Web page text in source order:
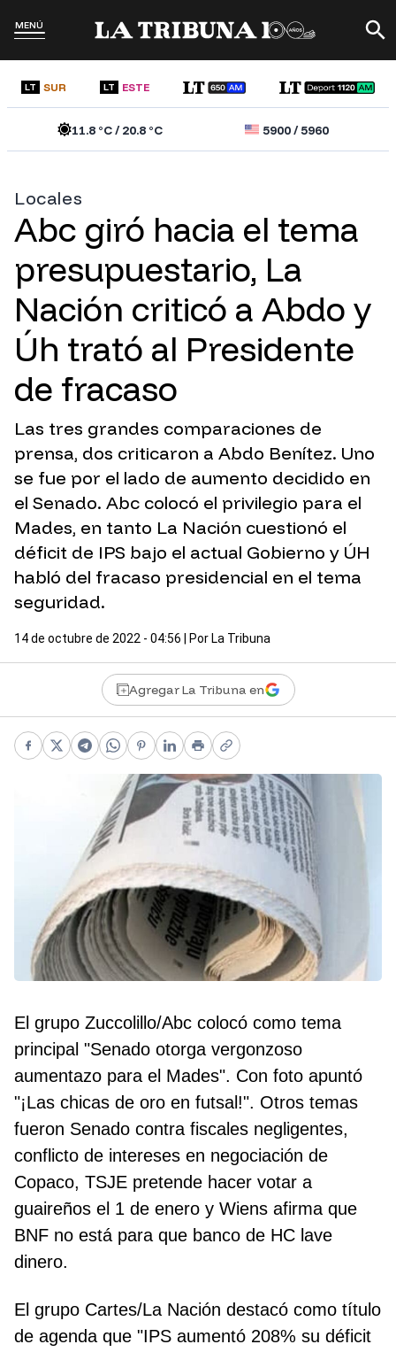
MENÚ
LT SUR LT ESTE
11.8°C /20.8°C 5900/5960
Locales
Abc giró hacia el tema
presupuestario, La
Nación criticó a Abdo y
Úh trató al Presidente
de fracaso
Las tres grandes comparaciones de
prensa, dos criticaron a Abdo Benítez. Uno
se fue por el lado de aumento decidido en
el Senado. Abc colocó el privilegio para el
Mades, en tanto La Nación cuestionó el
déficit de IPS bajo el actual Gobierno y ÚH
habló del fracaso presidencial en el tema
seguridad.
14 de octubre de 2022 - 04:56 | Por La Tribuna
Agregar La Tribuna en
Facebook
X Telegram
WhatsApp
Pinterest
LinkedIn
PrintCopy link
El grupo Zuccolillo/Abc colocó como tema
principal "Senado otorga vergonzoso
aumentazo para el Mades". Con foto apuntó
"¡Las chicas de oro en futsal!". Otros temas
fueron Senado contra fiscales negligentes,
conflicto de intereses en negociación de
Copaco, TSJE pretende hacer votar a
guaireños el 1 de enero y Wiens afirma que
BNF no está para que banco de HC lave
dinero.
El grupo Cartes/La Nación destacó como título
de agenda que "IPS aumentó 208% su déficit